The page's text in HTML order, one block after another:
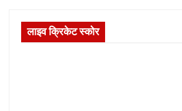
लाइव क्रिकेट स्कोर